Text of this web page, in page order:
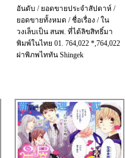
อันดับ / ยอดขายประจำสัปดาห์ /
ยอดขายทั้งหมด / ชื่อเรื่อง / ใน
วงเล็บเป็น สนพ. ที่ได้ลิขสิทธิ์มา
พิมพ์ในไทย 01. 764,022 *,764,022
ผ่าพิภพไททัน Shingek